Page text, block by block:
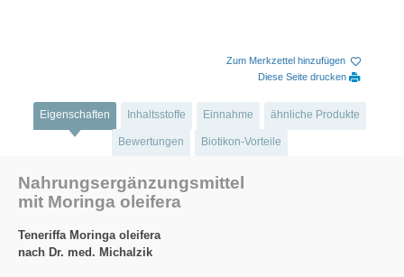
Zum Merkzettel hinzufügen
Diese Seite drucken
Eigenschaften Inhaltsstoffe Einnahme ähnliche Produkte
Bewertungen Biotikon-Vorteile
Nahrungsergänzungsmittel
mit Moringa oleifera
Teneriffa Moringa oleifera
nach Dr. med. Michalzik